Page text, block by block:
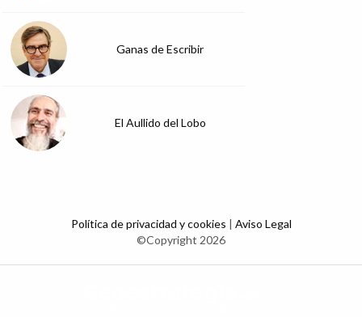
Ganas de Escribir
El Aullido del Lobo
Política de privacidad y cookies | Aviso Legal
©Copyright 2026